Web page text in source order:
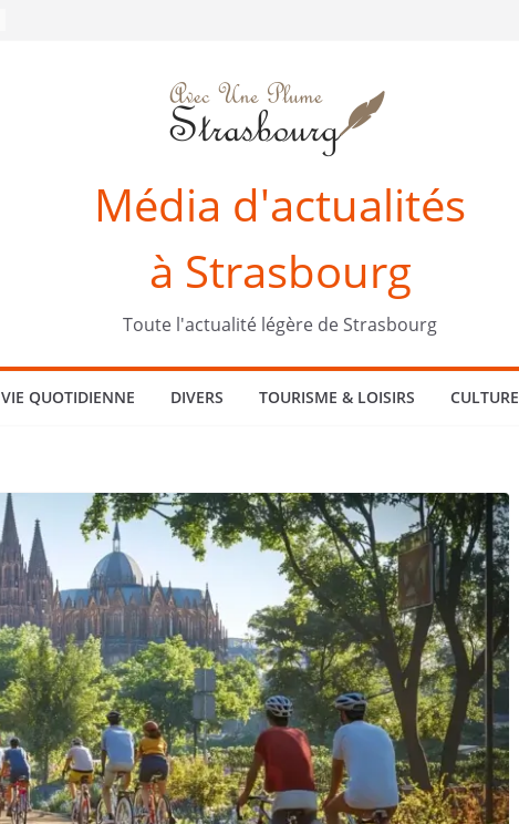
Média d'actualités
à Strasbourg
Toute l'actualité légère de Strasbourg
VIE QUOTIDIENNE DIVERS TOURISME & LOISIRS CULTURE